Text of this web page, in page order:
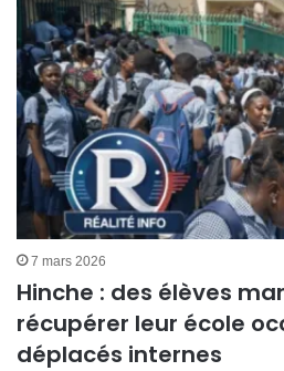
7 mars 2026
Hinche : des élèves
récupérer leur école
déplacés internes